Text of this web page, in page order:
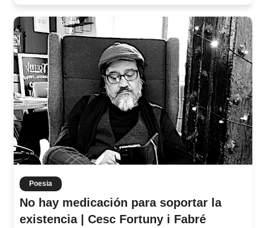
Poesia
No hay medicación para soportar la
existencia | Cesc Fortuny i Fabré